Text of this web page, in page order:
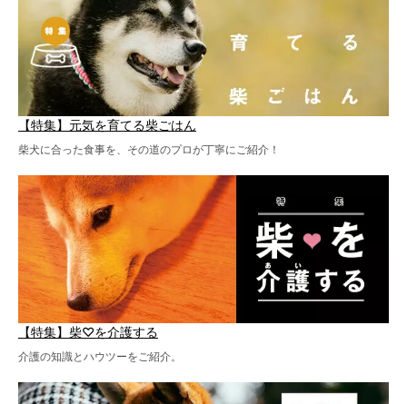
【特集】元気を育てる柴ごはん
柴犬に合った食事を、その道のプロが丁寧にご紹介！
【特集】柴♡を介護する
介護の知識とハウツーをご紹介。